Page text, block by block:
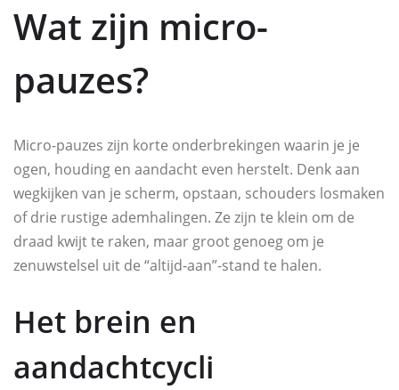
Wat zijn micro-
pauzes?
Micro-pauzes zijn korte onderbrekingen waarin je je
ogen, houding en aandacht even herstelt. Denk aan
wegkijken van je scherm, opstaan, schouders losmaken
of drie rustige ademhalingen. Ze zijn te klein om de
draad kwijt te raken, maar groot genoeg om je
zenuwstelsel uit de “altijd-aan”-stand te halen.
Het brein en
aandachtcycli